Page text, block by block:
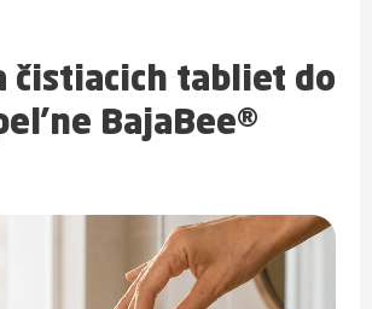
čistiacich tabliet do
BajaBee®